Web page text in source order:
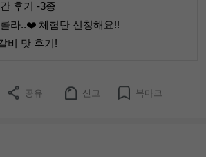
후기 -3종
라..❤️ 체험단 신청해요!!
비 맛 후기!
공유 신고 북마크